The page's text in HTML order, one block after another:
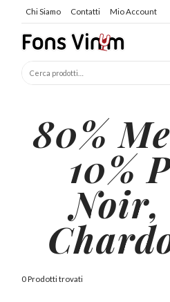
Chi Siamo Contatti Mio Account
80%
10%
Noir,
0 Prodotti trovati